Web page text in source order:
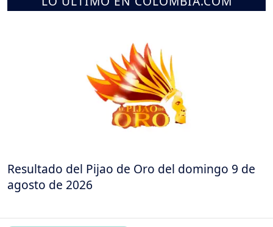
Resultado del Pijao de Oro del domingo 9 de
agosto de 2026